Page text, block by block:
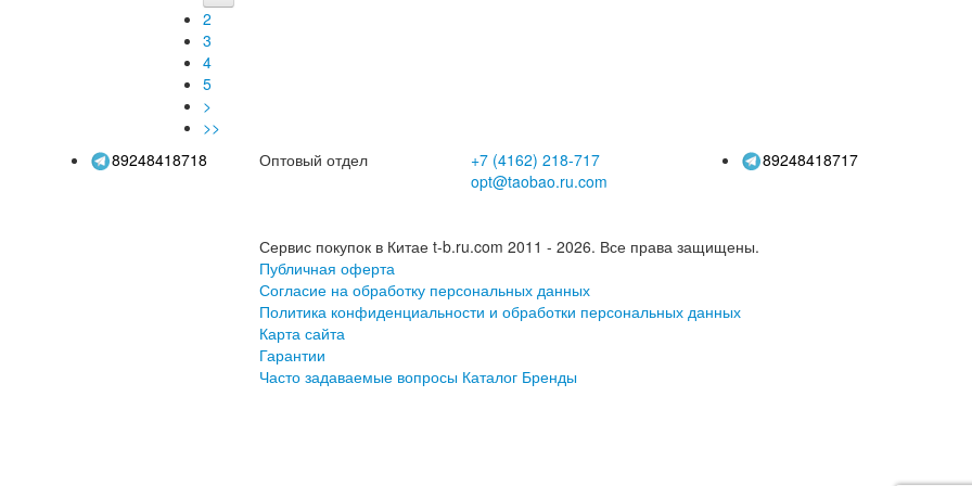
влагу и
герметичный разъем
2
3
4
5
>
>>
89248418718 Оптовый отдел +7 (4162) 218-717
opt@taobao.ru.com
89248418717
Сервис покупок в Китае t-b.ru.com 2011 - 2026. Все права защищены.
Публичная оферта
Согласие на обработку персональных данных
Политика конфиденциальности и обработки персональных данных
Карта сайта
Гарантии
Часто задаваемые вопросы Каталог Бренды